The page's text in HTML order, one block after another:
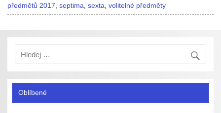
předmětů 2017 ,septima ,sexta ,volitelné předměty
Oblíbené